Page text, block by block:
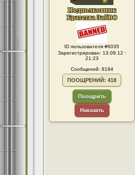
ID пользователя #6035
Зарегистрирован: 13.09.12 :
21:23
Сообщений: 8194
ПООЩРЕНИЙ: 418
Поощрить
Наказать